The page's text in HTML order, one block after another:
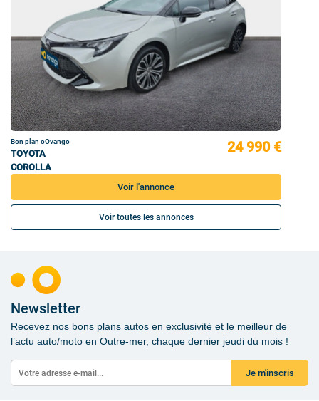
Bon plan oOvango
TOYOTA
COROLLA
24 990 €
Voir l'annonce
Voir toutes les annonces
Newsletter
Recevez nos bons plans autos en exclusivité et le meilleur de
l’actu auto/moto en Outre-mer, chaque dernier jeudi du mois !
Je m'inscris